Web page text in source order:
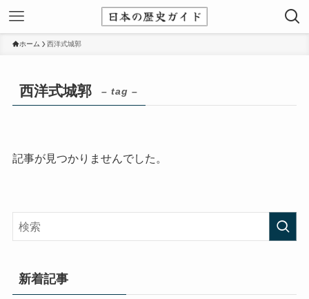
ホーム 西洋式城郭
西洋式城郭 – tag –
記事が見つかりませんでした。
新着記事